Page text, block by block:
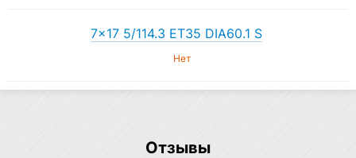
7×17 5/114.3 ET35 DIA60.1 S
Нет
Отзывы